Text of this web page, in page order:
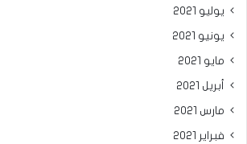
يوليو 2021
يونيو 2021
مايو 2021
أبريل 2021
مارس 2021
فبراير 2021